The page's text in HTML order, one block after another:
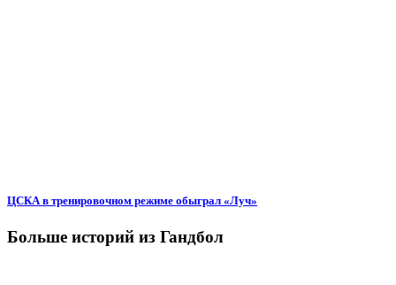
ЦСКА в тренировочном режиме обыграл «Луч»
Больше историй из Гандбол